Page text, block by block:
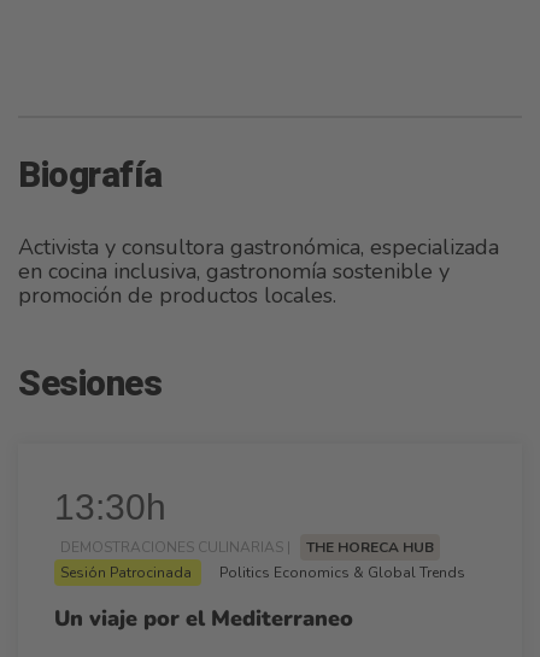
Biografía
Activista y consultora gastronómica, especializada
en cocina inclusiva, gastronomía sostenible y
promoción de productos locales.
Sesiones
13:30h
DEMOSTRACIONES CULINARIAS |
THE HORECA HUB
Sesión Patrocinada
Politics Economics & Global Trends
Un viaje por el Mediterraneo